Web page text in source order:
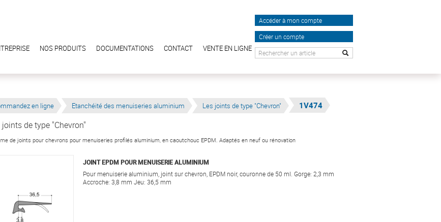
Accéder à mon compte
Créer un compte
NOS PRODUITS DOCUMENTATIONS CONTACT VENTE EN LIGNE
en ligne Etanchéité des menuiseries aluminium Les joints de type "Chevron" 1V474
joints de type "Chevron"
de joints pour chevrons pour menuiseries profilés aluminium, en caoutchouc EPDM. Adaptés en neuf ou rénovation
JOINT EPDM POUR MENUISERIE ALUMINIUM
Pour menuiserie aluminium, joint sur chevron, EPDM noir, couronne de 50 ml. Gorge: 2,3 mm
Accroche: 3,8 mm Jeu: 36,5 mm